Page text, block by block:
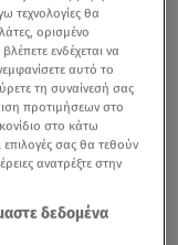
τεχνολογίες θα
ορισμένο
ενδέχεται να
αυτό το
τη συναίνεσή σας
προτιμήσεων στο
στο κάτω
σας θα τεθούν
ανατρέξτε στην
δεδομένα